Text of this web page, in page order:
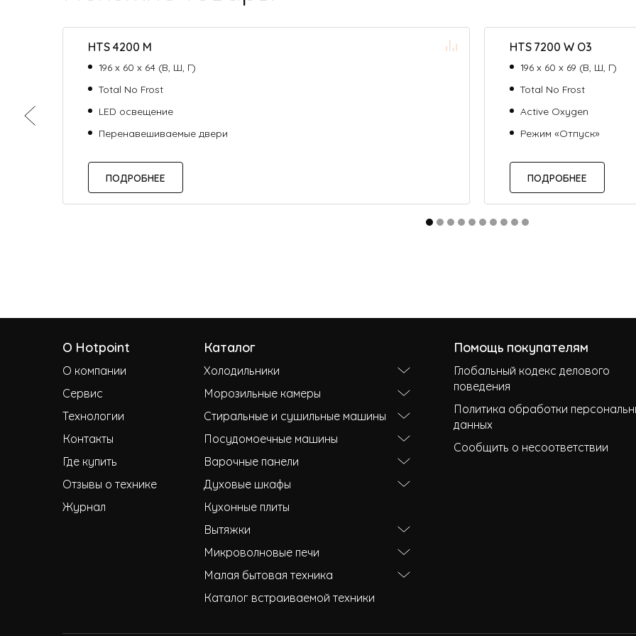
HTS 4200 M
196 х 60 х 64 (В, Ш, Г)
Total No Frost
LED освещение
Перенавешиваемые двери
ПОДРОБНЕЕ
HTS 7200 W O3
196 х 60 х 69 (В, Ш, Г)
Total No Frost
Active Oxygen
Режим «Отпуск»
ПОДРОБНЕЕ
О Hotpoint
О компании
Сервис
Технологии
Контакты
Где купить
Отзывы о технике
Журнал
Каталог
Холодильники
Морозильные камеры
Стиральные и сушильные машины
Посудомоечные машины
Варочные панели
Духовые шкафы
Кухонные плиты
Вытяжки
Микроволновые печи
Малая бытовая техника
Каталог встраиваемой техники
Помощь покупателям
Глобальный кодекс делового
поведения
Политика обработки
данных
Сообщить о несоответствии